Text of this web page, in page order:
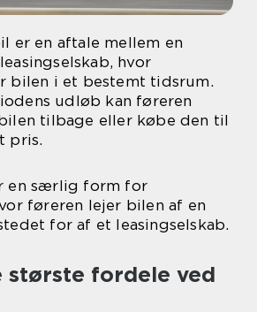
er en aftale mellem en
hvor
bilen i et bestemt tidsrum.
udløb kan føreren
tilbage eller købe den til
pris.
en særlig form for
føreren lejer bilen af en
for af et leasingselskab.
største fordele ved